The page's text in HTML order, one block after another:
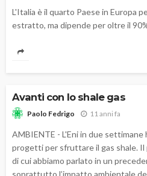
L'Italia è il quarto Paese in Europa
estratto, ma dipende per oltre il
Avanti con lo shale gas
Paolo Fedrigo 11 anni fa
AMBIENTE - L'Eni in due
progetti per sfruttare il gas shale. Il
di cui abbiamo parlato in un